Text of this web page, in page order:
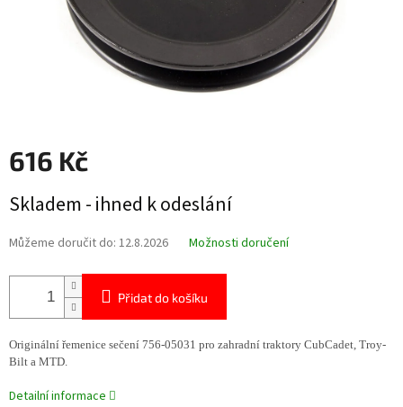
616 Kč
cena:
Skladem - ihned k odeslání
Můžeme doručit do: 12.8.2026 Možnosti doručení
Přidat do košíku
Originální řemenice sečení 756-05031 pro zahradní traktory CubCadet, Troy-
Bilt a MTD.
Detailní informace